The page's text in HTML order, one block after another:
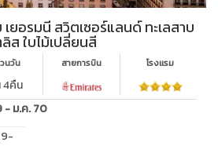
ยอรมนี สวิตเซอร์แลนด์ ทะเลสาบ
ส ใบไม้เปลี่ยนสี
นวัน
4คืน
สายการบิน โรงเเรม
- ม.ค. 70